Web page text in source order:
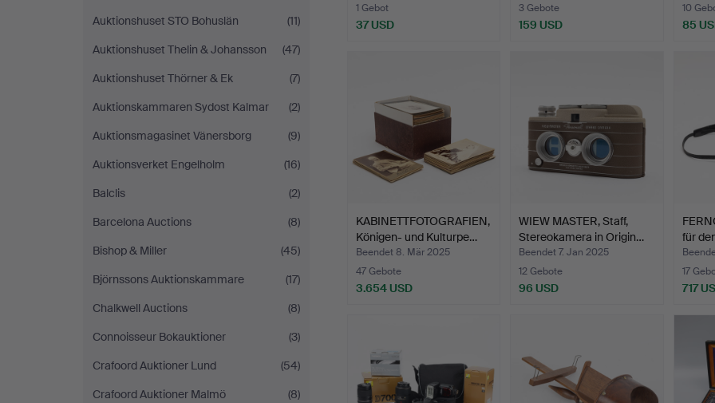
Auktionshuset STO Bohuslän
(11)
Auktionshuset Thelin & Johansson
(47)
Auktionshuset Thörner & Ek
(7)
Auktionskammaren Sydost Kalmar
(2)
Auktionsmagasinet Vänersborg
(9)
Auktionsverket Engelholm
(16)
Balclis
(2)
Barcelona Auctions
(8)
Bishop & Miller
(45)
Björnssons Auktionskammare
(17)
Chalkwell Auctions
(8)
Connoisseur Bokauktioner
(3)
Crafoord Auktioner Lund
(54)
Crafoord Auktioner Malmö
(8)
1 Gebot
37 USD
3 Gebote
159 USD
10
85
KABINETTFOTOGRAFIEN,
Königen- und Kulturpe…
Beendet 8. Mär 2025
47 Gebote
3.654 USD
WIEW MASTER, Staff,
Stereokamera in Origin…
Beendet 7. Jan 2025
12 Gebote
96 USD
für
17
717